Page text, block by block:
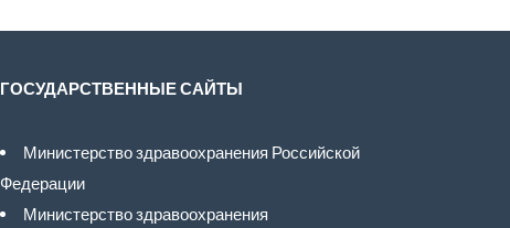
ГОСУДАРСТВЕННЫЕ САЙТЫ
Министерство здравоохранения Российской
Федерации
Министерство здравоохранения